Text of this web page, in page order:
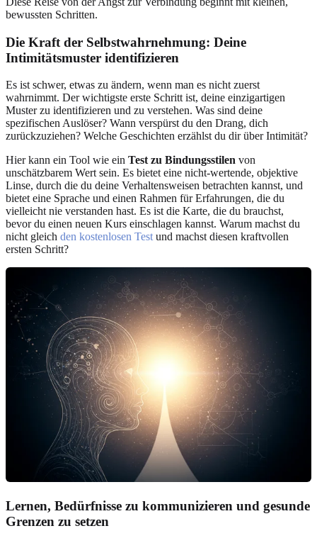
bewussten Schritten.
Die Kraft der Selbstwahrnehmung: Deine
Intimitätsmuster identifizieren
Es ist schwer, etwas zu ändern, wenn man es nicht zuerst
wahrnimmt. Der wichtigste erste Schritt ist, deine einzigartigen
Muster zu identifizieren und zu verstehen. Was sind deine
spezifischen Auslöser? Wann verspürst du den Drang, dich
zurückzuziehen? Welche Geschichten erzählst du dir über Intimität?
Hier kann ein Tool wie ein Test zu Bindungsstilen von
unschätzbarem Wert sein. Es bietet eine nicht-wertende, objektive
Linse, durch die du deine Verhaltensweisen betrachten kannst, und
bietet eine Sprache und einen Rahmen für Erfahrungen, die du
vielleicht nie verstanden hast. Es ist die Karte, die du brauchst,
bevor du einen neuen Kurs einschlagen kannst. Warum machst du
nicht gleich den kostenlosen Testund machst diesen kraftvollen
ersten Schritt?
Lernen, Bedürfnisse zu kommunizieren und gesunde
Grenzen zu setzen